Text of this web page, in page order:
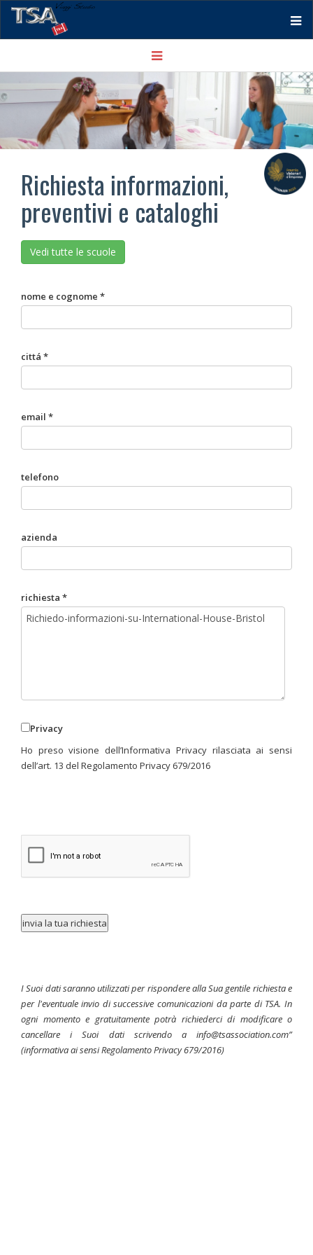
Toggle
navigation
Richiesta informazioni,
preventivi e cataloghi
Vedi tutte le scuole
nome e cognome *
cittá *
email *
telefono
azienda
richiesta *
Privacy
Ho preso visione dell’Informativa Privacy rilasciata ai sensi
dell’art. 13 del Regolamento Privacy 679/2016
invia la tua richiesta
I Suoi dati saranno utilizzati per rispondere alla Sua gentile richiesta e
per l'eventuale invio di successive comunicazioni da parte di TSA. In
ogni momento e gratuitamente potrà richiederci di modificare o
cancellare i Suoi dati scrivendo a info@tsassociation.com”
(informativa ai sensi Regolamento Privacy 679/2016)